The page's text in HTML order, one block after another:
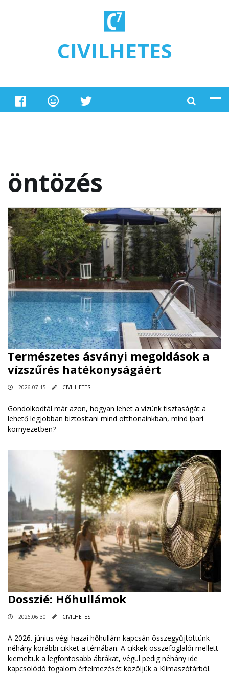
CIVILHETES
öntözés
Természetes ásványi megoldások a
vízszűrés hatékonyságáért
2026.07.15 CIVILHETES
Gondolkodtál már azon, hogyan lehet a vizünk tisztaságát a
lehető legjobban biztosítani mind otthonainkban, mind ipari
környezetben?
Dosszié: Hőhullámok
2026.06.30 CIVILHETES
A 2026. június végi hazai hőhullám kapcsán összegyűjtöttünk
néhány korábbi cikket a témában. A cikkek összefoglalói mellett
kiemeltük a legfontosabb ábrákat, végül pedig néhány ide
kapcsolódó fogalom értelmezését közöljük a Klímaszótárból.